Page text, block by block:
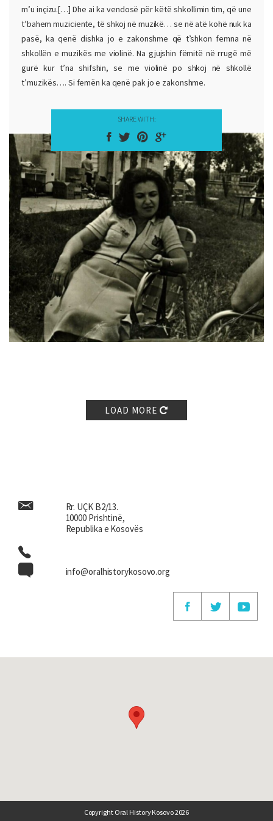
Edhe në ora tetë të mëngjesit ka ardhë nji prej Munihut, nji Misin
Mavraj erdhi. Me atë hypëm kerrit edhe shkum n’spital se
s’dishim mo kurgjo. Iku policia, ikën gjithë. […] ‘Kemi ardhë me
pytë për Jusuf Gërvallën, kështu kështu’, tha. Ai meniherë tha,
‘Ka dekë’, i tha atij, ‘ka dekë’. ‘Jo, jo’, tha, ‘kanë ardhë tre,’ tha, “dy
kanë dekë e njoni…’ Tha, i çoi tre gishta, ‘Të tre kanë dekë’, tha
m’u inçizu.[…] Dhe ai ka vendosë për këtë shkollimin tim, që une
t’bahem muziciente, të shkoj në muzikë… se në atë kohë nuk ka
pasë, ka qenë dishka jo e zakonshme që t’shkon femna në
shkollën e muzikës me violinë. Na gjujshin fëmitë në rrugë më
gurë kur t’na shifshin, se me violinë po shkoj në shkollë
t’muzikës…. Si femën ka qenë pak jo e zakonshme.
SHARE WITH:
LOAD MORE
Rr. UÇK B2/13.
10000 Prishtinë,
Republika e Kosovës
info@oralhistorykosovo.org
Copyright Oral History Kosovo 2026